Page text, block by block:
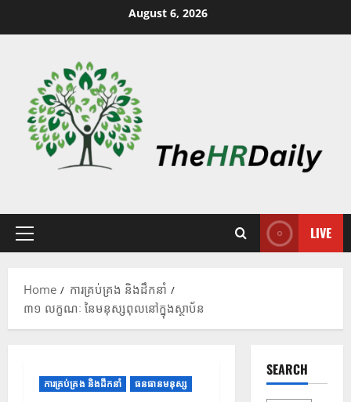
August 6, 2026
LIVE
Home
ការគ្រប់គ្រង និងដឹកនាំ
៣១ លក្ខណៈ នៃមនុស្សពុលនៅក្នុងស្ថាប័ន
ការគ្រប់គ្រង និងដឹកនាំ ធនធានមនុស្ស
SEARCH